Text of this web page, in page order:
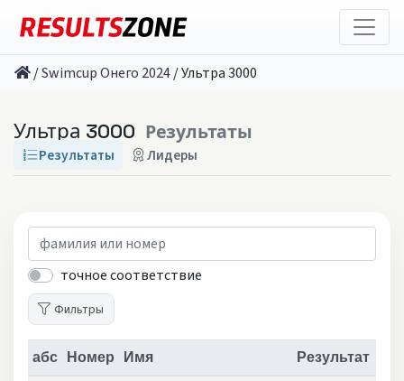
/Swimcup Онего 2024/Ультра 3000
Ультра 3000 Результаты
Результаты Лидеры
точное соответствие
Фильтры
абс Номер Имя Результат